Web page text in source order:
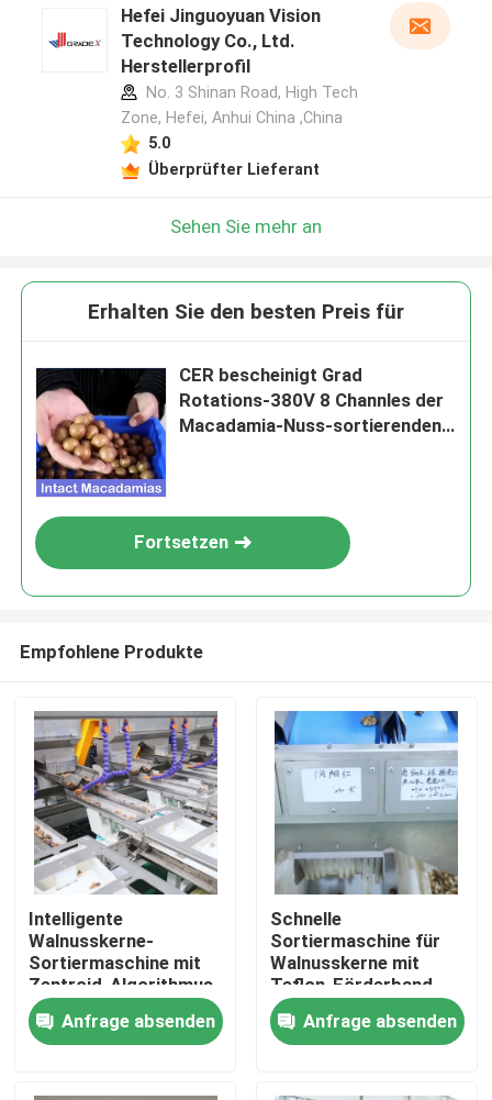
Haus
Produkte
Videos
Hefei Jinguoyuan Vision
Technology Co., Ltd.
Herstellerprofil
No. 3 Shinan Road, High Tech
Zone, Hefei, Anhui China ,China
5.0
Überprüfter Lieferant
Sehen Sie mehr an
Erhalten Sie den besten Preis für
CER bescheinigt Grad
Rotations-380V 8 Channles der
Macadamia-Nuss-sortierenden
Fortsetzen
Empfohlene Produkte
Intelligente
Walnusskerne-
Sortiermaschine mit
Zentroid-Algorithmus
und Hochfrequenz-
Solenoidventil, die
Schadstoffe entfernt
280~360 kg/h
Anfrage absenden
Schnelle
Sortiermaschine für
Walnusskerne mit
Teflon-Förderband
und Echtzeitreinigung,
die eine
lebensmittelsichere
rückverfolgbaren
Anfrage absenden